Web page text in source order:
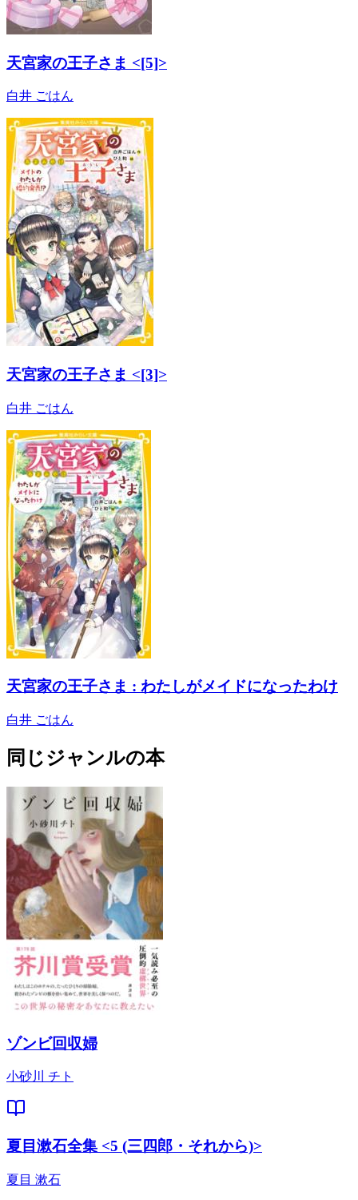
天宮家の王子さま <[5]>
白井 ごはん
天宮家の王子さま <[3]>
白井 ごはん
天宮家の王子さま : わたしがメイドになったわけ
白井 ごはん
同じジャンルの本
ゾンビ回収婦
小砂川 チト
夏目漱石全集 <5 (三四郎・それから)>
夏目 漱石